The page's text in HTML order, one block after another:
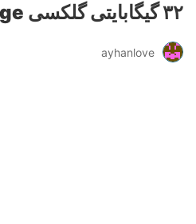
۳۲ گیگابایتی گلکسی s6 / s6 Edge
ayhanlove